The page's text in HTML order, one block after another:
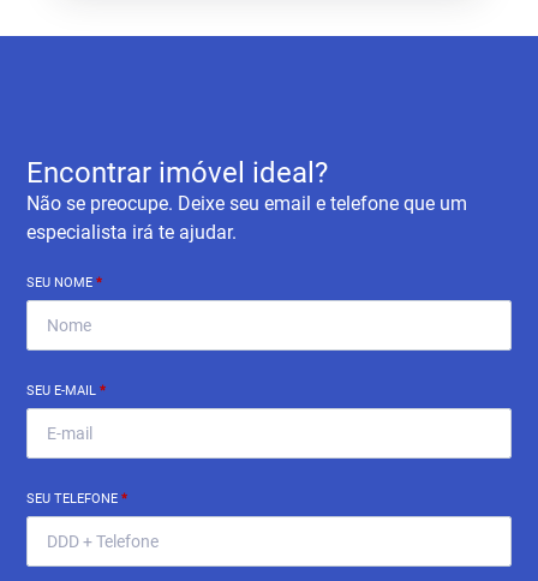
Encontrar imóvel ideal?
Não se preocupe. Deixe seu email e telefone que um
especialista irá te ajudar.
SEU NOME*
SEU E-MAIL*
SEU TELEFONE*